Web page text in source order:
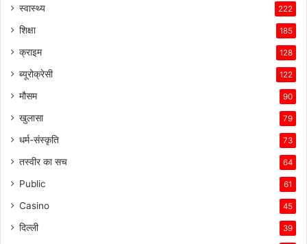
स्वास्थ्य 222
शिक्षा 185
क्राइम 128
ब्यूरोक्रेसी 122
मौसम 90
खुलासा 79
धर्म-संस्कृति 73
तस्वीर का सच 64
Public 61
Casino 45
दिल्ली 39